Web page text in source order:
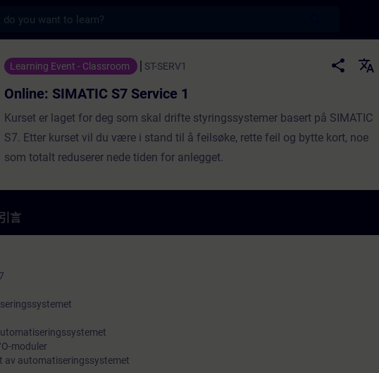
S7 Service 1 - 培訓 - 培訓 - 專業發展 | SITRAIN
Learning Event - Classroom ST-SERV1 share
translate
Online: SIMATIC S7 Service 1
Kurset er laget for deg som skal drifte styringssystemer basert på SIMATIC
S7. Etter kurset vil du være i stand til å feilsøke, rette feil og bytte kort, noe
som totalt reduserer nede tiden for anlegget.
引言
moduler
av automatiseringssystemet